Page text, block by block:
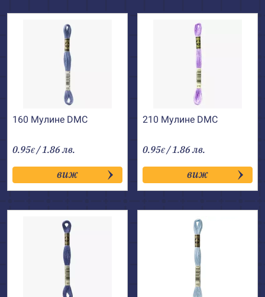
160 Мулине DMC
0.95€ / 1.86 лв.
виж
210 Мулине DMC
0.95€ / 1.86 лв.
виж